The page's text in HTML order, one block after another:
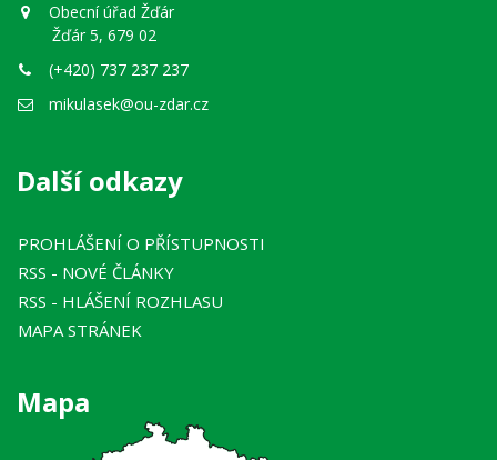
Obecní úřad Žďár
Žďár 5, 679 02
(+420) 737 237 237
mikulasek@ou-zdar.cz
Další odkazy
PROHLÁŠENÍ O PŘÍSTUPNOSTI
RSS - NOVÉ ČLÁNKY
RSS - HLÁŠENÍ ROZHLASU
MAPA STRÁNEK
Mapa